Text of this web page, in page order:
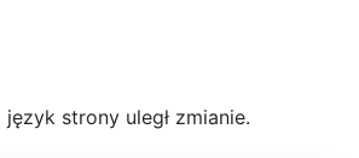
strony uległ zmianie.